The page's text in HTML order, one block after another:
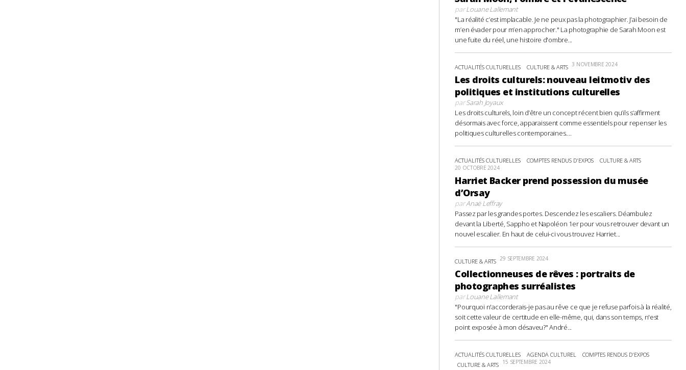
parLouane Lallemant
"La réalité c’est implacable. Je ne peux pas la photographier. J’ai besoin de
m’en évader pour m’en approcher." La photographie de Sarah Moon est
une fuite du réel, une histoire d'ombre...
ACTUALITÉS CULTURELLES CULTURE & ARTS 3 NOVEMBRE 2024
Les droits culturels: nouveau leitmotiv des
politiques et institutions culturelles
parSarah Joyaux
Les droits culturels, loin d’être un concept récent bien qu’ils s’affirment
désormais avec force, apparaissent comme essentiels pour repenser les
politiques culturelles contemporaines....
ACTUALITÉS CULTURELLES COMPTES RENDUS D'EXPOS CULTURE & ARTS
20 OCTOBRE 2024
Harriet Backer prend possession du musée
d’Orsay
parAnaë Leffray
Passez par les grandes portes. Descendez les escaliers. Déambulez
devant la Liberté, Sappho et Napoléon 1er pour vous retrouver devant un
nouvel escalier. En haut de celui-ci vous trouvez Harriet...
CULTURE & ARTS 29 SEPTEMBRE 2024
Collectionneuses de rêves : portraits de
photographes surréalistes
parLouane Lallemant
"Pourquoi n'accorderais-je pas au rêve ce que je refuse parfois à la réalité,
soit cette valeur de certitude en elle-même, qui, dans son temps, n'est
point exposée à mon désaveu?" André...
ACTUALITÉS CULTURELLES AGENDA CULTUREL
COMPTES RENDUS D'EXPOS
CULTURE & ARTS 15 SEPTEMBRE 2024